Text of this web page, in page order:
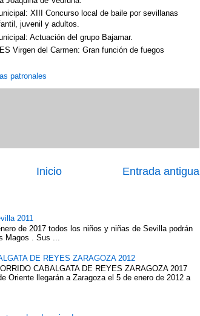
XIII Concurso local de baile por sevillanas
juvenil y adultos.
Actuación del grupo Bajamar.
Virgen del Carmen: Gran función de fuegos
patronales
Entrada antigua
Inicio
2011
de 2017 todos los niños y niñas de Sevilla podrán
Magos . Sus ...
DE REYES ZARAGOZA 2012
CABALGATA DE REYES ZARAGOZA 2017
Oriente llegarán a Zaragoza el 5 de enero de 2012 a